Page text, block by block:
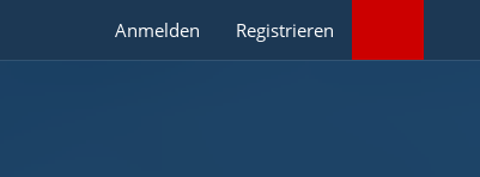
Anmelden Registrieren